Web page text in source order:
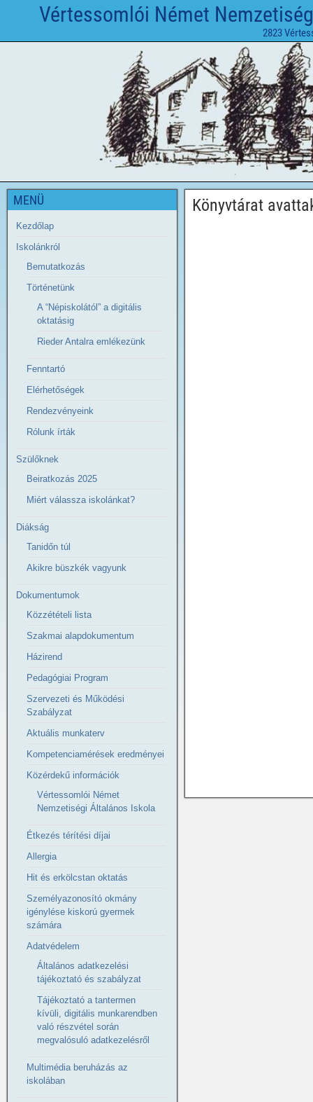
Vértessomlói Német
2823
Könyvtárat
MENÜ
Kezdőlap
Iskolánkról
Bemutatkozás
Történetünk
A “Népiskolától” a digitális
oktatásig
Rieder Antalra emlékezünk
Fenntartó
Elérhetőségek
Rendezvényeink
Rólunk írták
Szülőknek
Beiratkozás 2025
Miért válassza iskolánkat?
Diákság
Tanidőn túl
Akikre büszkék vagyunk
Dokumentumok
Közzétételi lista
Szakmai alapdokumentum
Házirend
Pedagógiai Program
Szervezeti és Működési
Szabályzat
Aktuális munkaterv
Kompetenciamérések eredményei
Közérdekű információk
Vértessomlói Német
Nemzetiségi Általános Iskola
Étkezés térítési díjai
Allergia
Hit és erkölcstan oktatás
Személyazonosító okmány
igénylése kiskorú gyermek
számára
Adatvédelem
Általános adatkezelési
tájékoztató és szabályzat
Tájékoztató a tantermen
kívüli, digitális munkarendben
való részvétel során
megvalósuló adatkezelésről
Multimédia beruházás az
iskolában